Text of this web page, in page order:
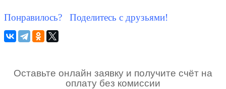
Понравилось? Поделитесь с друзьями!
Оставьте онлайн заявку и получите счёт на
оплату без комиссии